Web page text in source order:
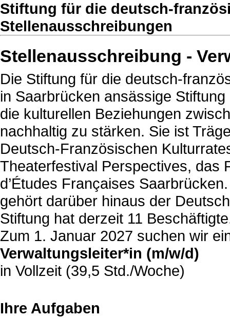
Stiftung für die deutsch-
Stellenausschreibungen
Stellenausschreibung -
Die Stiftung für die deutsch-
in Saarbrücken ansässige
die kulturellen Beziehungen
nachhaltig zu stärken. Sie ist
Deutsch-Französischen
Theaterfestival Perspectives, das
d’Études Françaises
gehört darüber hinaus der
Stiftung hat derzeit 11
Zum 1. Januar 2027 suchen wir
Verwaltungsleiter*in (m/w/d)
in Vollzeit (39,5 Std./Woche)
Ihre Aufgaben